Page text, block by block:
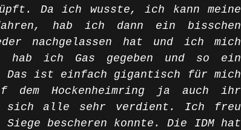
Da ich wusste, ich kann meine
hab ich dann ein bisschen
nachgelassen hat und ich mich
ich Gas gegeben und so ein
Das ist einfach gigantisch für mich
dem Hockenheimring ja auch ihr
sich alle sehr verdient. Ich freu
bescheren konnte. Die IDM hat